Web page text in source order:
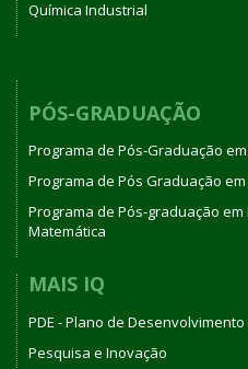
Química Industrial
PÓS-GRADUAÇÃO
Programa de Pós-Graduação
Programa de Pós Graduação em
Programa de Pós-graduação em
Matemática
MAIS IQ
PDE - Plano de
Pesquisa e Inovação